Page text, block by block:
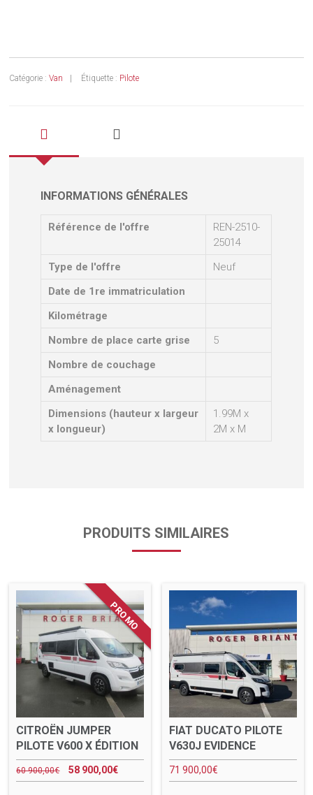
Catégorie :Van Étiquette : Pilote
INFORMATIONS GÉNÉRALES
Référence de l'offre
REN-2510-
25014
Type de l'offre
Neuf
Date de 1re immatriculation
Kilométrage
Nombre de place carte grise
5
Nombre de couchage
Aménagement
Dimensions (hauteur x largeur
x longueur)
1.99M x
2M x M
PRODUITS SIMILAIRES
CITROËN JUMPER
PILOTE V600 X ÉDITION
60 900,00€ 58 900,00€
FIAT DUCATO PILOTE
V630J EVIDENCE
71 900,00€